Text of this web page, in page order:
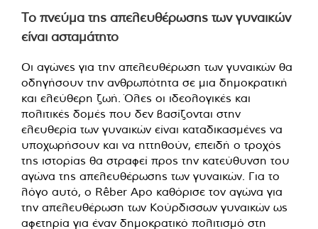
Το πνεύμα της απελευθέρωσης των γυναικών
είναι ασταμάτητο
Οι αγώνες για την απελευθέρωση των γυναικών θα
οδηγήσουν την ανθρωπότητα σε μια δημοκρατική
και ελεύθερη ζωή. Όλες οι ιδεολογικές και
πολιτικές δομές που δεν βασίζονται στην
ελευθερία των γυναικών είναι καταδικασμένες να
υποχωρήσουν και να ηττηθούν, επειδή ο τροχός
της ιστορίας θα στραφεί προς την κατεύθυνση του
αγώνα της απελευθέρωσης των γυναικών. Για το
λόγο αυτό, ο Rêber Apo καθόρισε τον αγώνα για
την απελευθέρωση των Κούρδισσων γυναικών ως
αφετηρία για έναν δημοκρατικό πολιτισμό στη